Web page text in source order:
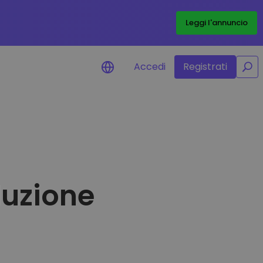
Leggi l'annuncio
opportunità di investimento
dei dati del portafoglio
Accedi Registrati
/